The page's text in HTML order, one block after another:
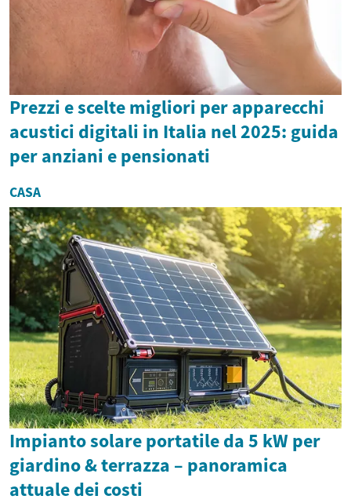
Prezzi e scelte migliori per apparecchi
acustici digitali in Italia nel 2025: guida
per anziani e pensionati
CASA
Impianto solare portatile da 5 kW per
giardino & terrazza – panoramica
attuale dei costi